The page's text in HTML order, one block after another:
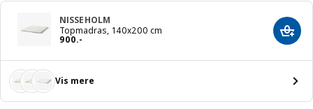
NISSEHOLM
Topmadras, 140x200 cm
900.-
Pris 900.- Læg i
Vis mere